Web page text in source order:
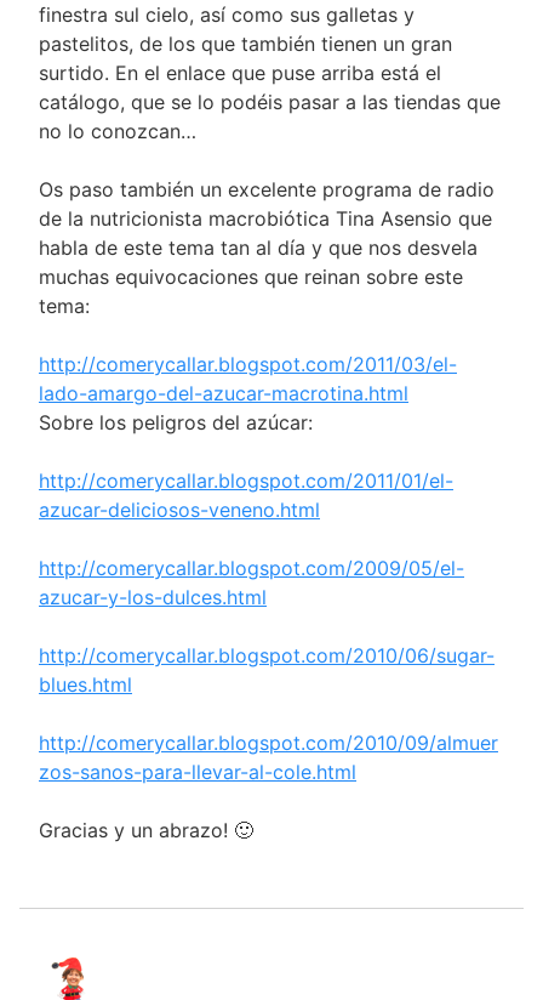
finestra sul cielo, así como sus galletas y
pastelitos, de los que también tienen un gran
surtido. En el enlace que puse arriba está el
catálogo, que se lo podéis pasar a las tiendas que
no lo conozcan…
Os paso también un excelente programa de radio
de la nutricionista macrobiótica Tina Asensio que
habla de este tema tan al día y que nos desvela
muchas equivocaciones que reinan sobre este
tema:
http://comerycallar.blogspot.com/2011/03/el-
lado-amargo-del-azucar-macrotina.html
Sobre los peligros del azúcar:
http://comerycallar.blogspot.com/2011/01/el-
azucar-deliciosos-veneno.html
http://comerycallar.blogspot.com/2009/05/el-
azucar-y-los-dulces.html
http://comerycallar.blogspot.com/2010/06/sugar-
blues.html
http://comerycallar.blogspot.com/2010/09/almuer
zos-sanos-para-llevar-al-cole.html
Gracias y un abrazo! 🙂